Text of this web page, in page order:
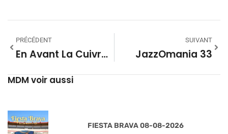
PRÉCÉDENT
En Avant La Cuivraille ! – Saison 01 #08
SUIVANT
JazzOmania 33
MDM voir aussi
FIESTA BRAVA 08-08-2026